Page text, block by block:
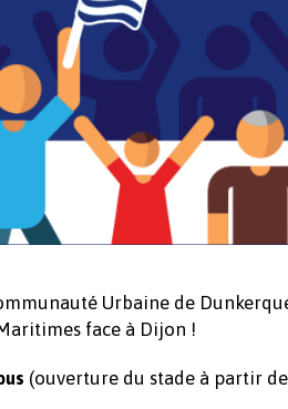
Urbaine de
face à Dijon !
(ouverture du stade à partir de